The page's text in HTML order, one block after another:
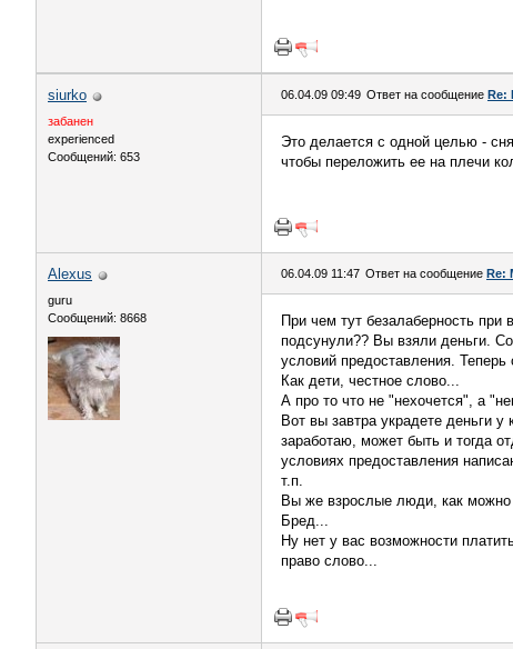
siurko
забанен
experienced
Сообщений: 653
06.04.09 09:49 Ответ на сообщение Re:
Это делается с одной целью -
чтобы переложить ее на плечи
Alexus
guru
Сообщений: 8668
06.04.09 11:47 Ответ на сообщение Re:
При чем тут безалаберность
подсунули?? Вы взяли деньги.
условий предоставления.
Как дети, честное слово...
А про то что не "нехочется", а
Вот вы завтра украдете деньги
заработаю, может быть и тогда
условиях предоставления
т.п.
Вы же взрослые люди, как можно
Бред...
Ну нет у вас возможности
право слово...